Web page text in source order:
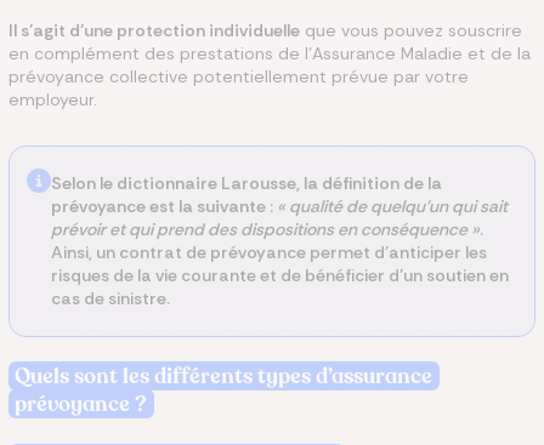
Il s’agit d’une protection individuelle que vous pouvez souscrire
en complément des prestations de l’Assurance Maladie et de la
prévoyance collective potentiellement prévue par votre
employeur.
Selon le dictionnaire Larousse, la définition de la
prévoyance est la suivante : « qualité de quelqu’un qui sait
prévoir et qui prend des dispositions en conséquence ».
Ainsi, un contrat de prévoyance permet d’anticiper les
risques de la vie courante et de bénéficier d’un soutien en
cas de sinistre.
Quels sont les différents types d’assurance
prévoyance ?